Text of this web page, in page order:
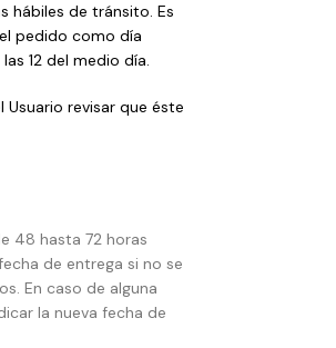
hábiles de tránsito. Es
pedido como día
12 del medio día.
revisar que éste
48 hasta 72 horas
de entrega si no se
En caso de alguna
la nueva fecha de